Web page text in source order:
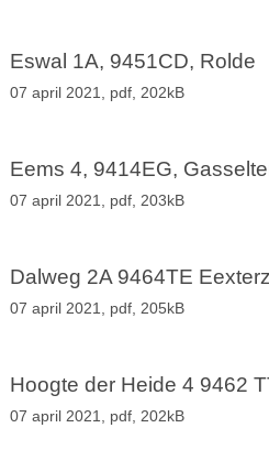
Eswal 1A, 9451CD, Rolde
07 april 2021, pdf, 202kB
Eems 4, 9414EG,
07 april 2021, pdf, 203kB
Dalweg 2A 9464TE
07 april 2021, pdf, 205kB
Hoogte der Heide 4 9462
07 april 2021, pdf, 202kB